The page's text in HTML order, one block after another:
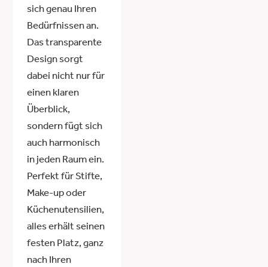
sich genau Ihren
Bedürfnissen an.
Das transparente
Design sorgt
dabei nicht nur für
einen klaren
Überblick,
sondern fügt sich
auch harmonisch
in jeden Raum ein.
Perfekt für Stifte,
Make-up oder
Küchenutensilien,
alles erhält seinen
festen Platz, ganz
nach Ihren